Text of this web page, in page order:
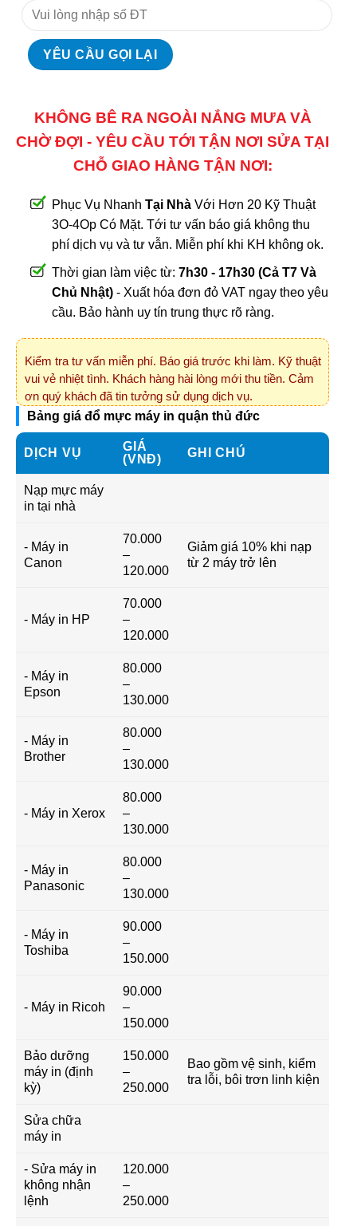
KHÔNG BÊ RA NGOÀI NẮNG MƯA VÀ
CHỜ ĐỢI - YÊU CẦU TỚI TẬN NƠI SỬA TẠI
CHỖ GIAO HÀNG TẬN NƠI:
Phục Vụ Nhanh Tại Nhà Với Hơn 20 Kỹ Thuật
3O-4Op Có Mặt. Tới tư vấn báo giá không thu
phí dịch vụ và tư vẫn. Miễn phí khi KH không ok.
Thời gian làm việc từ: 7h30 - 17h30 (Cả T7 Và
Chủ Nhật) - Xuất hóa đơn đỏ VAT ngay theo yêu
cầu. Bảo hành uy tín trung thực rõ ràng.
Kiểm tra tư vấn miễn phí. Báo giá trước khi làm. Kỹ thuật
vui vẻ nhiệt tình. Khách hàng hài lòng mới thu tiền. Cảm
ơn quý khách đã tin tưởng sử dụng dịch vụ.
Bảng giá đổ mực máy in quận thủ đức
DỊCH VỤ
GIÁ
(VNĐ)
GHI CHÚ
Nạp mực máy
in tại nhà
- Máy in
Canon
70.000
–
120.000
Giảm giá 10% khi nạp
từ 2 máy trở lên
- Máy in HP
70.000
–
120.000
- Máy in
Epson
80.000
–
130.000
- Máy in
Brother
80.000
–
130.000
- Máy in Xerox
80.000
–
130.000
- Máy in
Panasonic
80.000
–
130.000
- Máy in
Toshiba
90.000
–
150.000
- Máy in Ricoh
90.000
–
150.000
Bảo dưỡng
máy in (định
kỳ)
150.000
–
250.000
Bao gồm vệ sinh, kiểm
tra lỗi, bôi trơn linh kiện
Sửa chữa
máy in
- Sửa máy in
không nhận
lệnh
120.000
–
250.000